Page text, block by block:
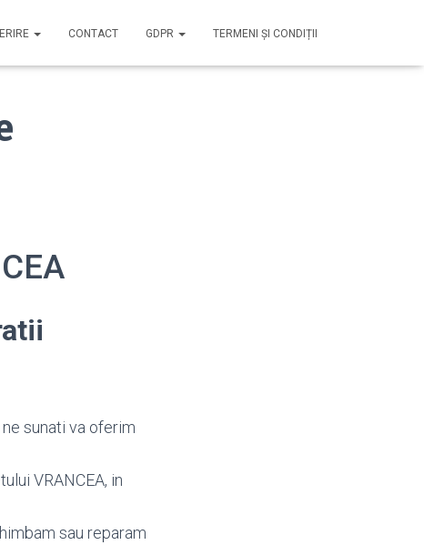
CONTACT GDPR TERMENI ȘI CONDIȚII
sunati va oferim
VRANCEA, in
sau reparam